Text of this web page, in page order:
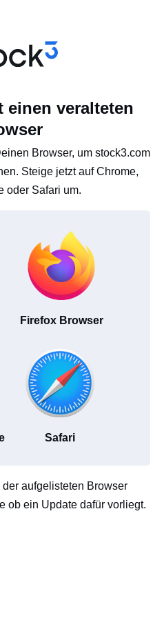
einen veralteten
Browser, um stock3.com
Steige jetzt auf Chrome,
oder Safari um.
Firefox Browser
Safari
aufgelisteten Browser
ob ein Update dafür vorliegt.